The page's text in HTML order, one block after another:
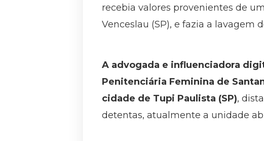
recebia valores provenientes de
Venceslau (SP), e fazia a lavagem
A advogada e influenciadora
Penitenciária Feminina de
cidade de Tupi Paulista (SP),
detentas, atualmente a unidade